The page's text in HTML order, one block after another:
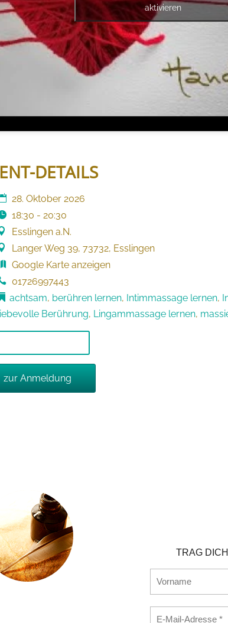
aktivieren
DETAILS
28. Oktober 2026
18:30 - 20:30
Esslingen a.N.
Langer Weg 39, 73732, Esslingen
Google Karte anzeigen
01726997443
achtsam, berühren lernen, Intimmassage lernen,
Berührung, Lingammassage lernen,
zur Anmeldung
TRAG